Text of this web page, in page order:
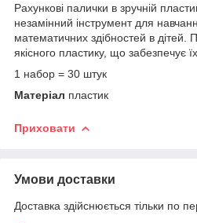
Рахункові палички в зручній
незамінний інструмент для
математичних здібностей в дітей.
якісного пластику, що забезпечує
1 набор = 30 штук
Матеріал пластик
Приховати
Умови доставки
Доставка здійснюється тільки по